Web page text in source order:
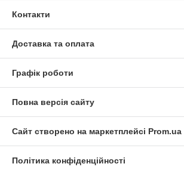
Контакти
Доставка та оплата
Графік роботи
Повна версія сайту
Сайт створено на маркетплейсі Prom.ua
Політика конфіденційності